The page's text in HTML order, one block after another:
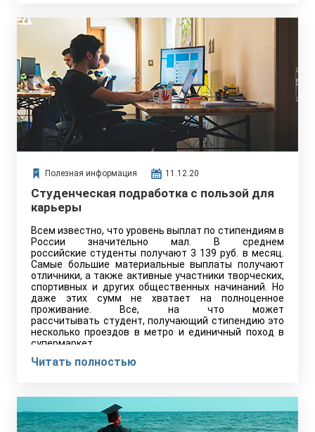
Полезная информация 11.12.20
Студенческая подработка с пользой для
карьеры
Всем известно, что уровень выплат по стипендиям в
России значительно мал. В среднем
российские студенты получают 3 139 руб. в месяц.
Самые большие материальные выплаты получают
отличники, а также активные участники творческих,
спортивных и других общественных начинаний. Но
даже этих сумм не хватает на полноценное
проживание. Все, на что может
рассчитывать студент, получающий стипендию это
несколько проездов в метро и единичный поход в
супермаркет.
Читать полностью